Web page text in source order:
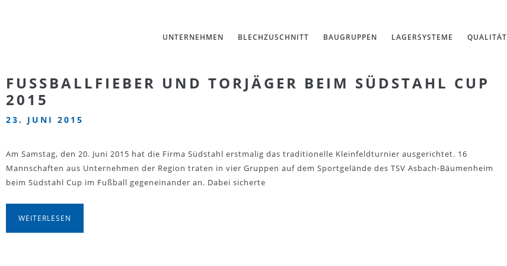
UNTERNEHMEN BLECHZUSCHNITT BAUGRUPPEN LAGERSYSTEME QUALITÄT
FUSSBALLFIEBER UND TORJÄGER BEIM SÜDSTAHL CUP 2
015
23. JUNI 2015
Am Samstag, den 20. Juni 2015 hat die Firma Südstahl erstmalig das traditionelle Kleinfeldturnier ausgerichtet. 16
Mannschaften aus Unternehmen der Region traten in vier Gruppen auf dem Sportgelände des TSV Asbach-Bäumenheim
beim Südstahl Cup im Fußball gegeneinander an. Dabei sicherte
WEITERLESEN